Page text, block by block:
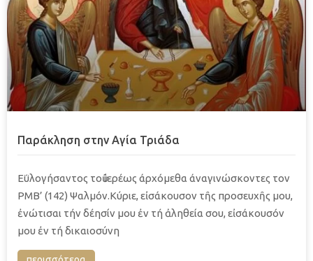
Παράκληση στην Αγία Τριάδα
Εΰλογήσαντος τοῦ ίερέως άρχόμεθα άναγινώσκοντες τον
ΡΜΒ’ (142) Ψαλμόν.Κύριε, εἰσάκουσον τῆς προσευχῆς μου,
ἐνώτισαι τήν δέησίν μου ἐν τή ἀληθεία σου, εἰσάκουσόν
μου ἐν τή δικαιοσύνη